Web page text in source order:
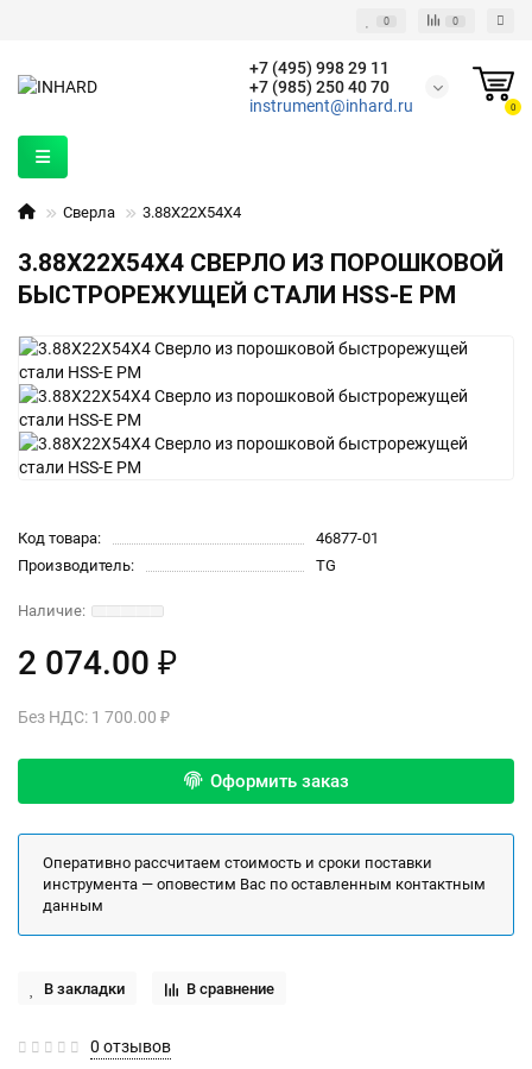
0 0
+7 (495) 998 29 11
+7 (985) 250 40 70
instrument@inhard.ru
0
Сверла 3.88X22X54X4
3.88X22X54X4 СВЕРЛО ИЗ ПОРОШКОВОЙ
БЫСТРОРЕЖУЩЕЙ СТАЛИ HSS-E PM
Код товара:
46877-01
Производитель:
TG
2 074.00 ₽
Без НДС: 1 700.00 ₽
Оформить заказ
Оперативно рассчитаем стоимость и сроки поставки
инструмента — оповестим Вас по оставленным контактным
данным
В закладки В сравнение
0 отзывов